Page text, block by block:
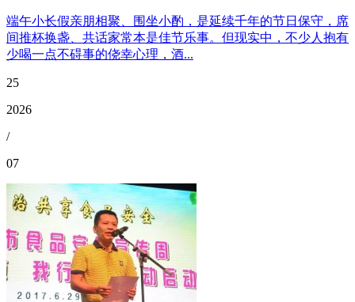
端午小长假亲朋相聚、围坐小酌，是延续千年的节日保守，席
间推杯换盏、共话家常本是佳节乐事。但现实中，不少人抱有
少喝一点不碍事的侥幸心理，酒...
25
2026
/
07